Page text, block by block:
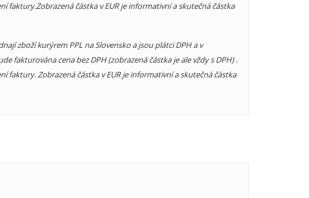
faktury.Zobrazená částka v EUR je informativní a skutečná částka
zboží kurýrem PPL na Slovensko a jsou plátci DPH a v
fakturována cena bez DPH (zobrazená částka je ale vždy s DPH) .
faktury. Zobrazená částka v EUR je informativní a skutečná částka